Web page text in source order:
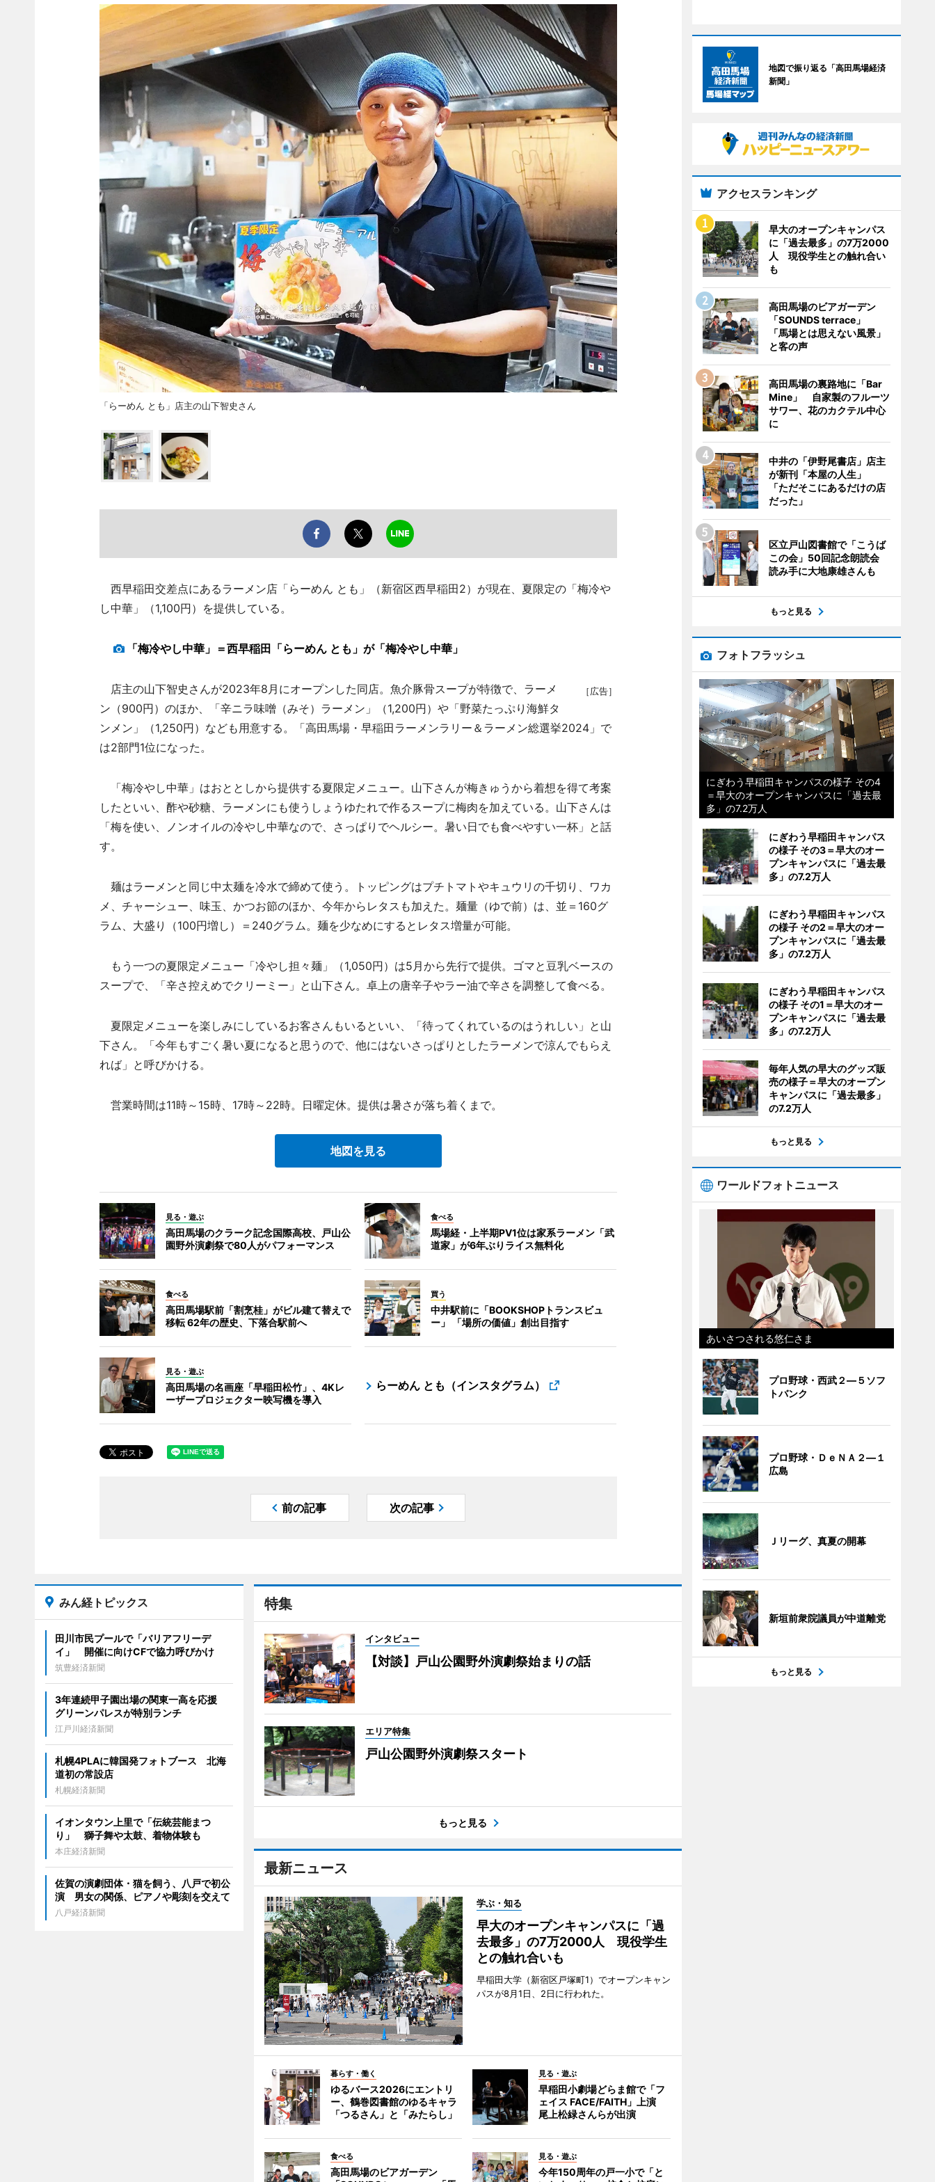
「らーめん とも」店主の山下智史さん
西早稲田交差点にあるラーメン店「らーめん とも」（新宿区西早稲田2）が現在、夏限定の「梅冷や
し中華」（1,100円）を提供している。
「梅冷やし中華」＝西早稲田「らーめん とも」が「梅冷やし中華」
［広告］
店主の山下智史さんが2023年8月にオープンした同店。魚介豚骨スープが特徴で、ラーメ
ン（900円）のほか、「辛ニラ味噌（みそ）ラーメン」（1,200円）や「野菜たっぷり海鮮タ
ンメン」（1,250円）なども用意する。「高田馬場・早稲田ラーメンラリー＆ラーメン総選挙2024」で
は2部門1位になった。
「梅冷やし中華」はおととしから提供する夏限定メニュー。山下さんが梅きゅうから着想を得て考案
したといい、酢や砂糖、ラーメンにも使うしょうゆたれで作るスープに梅肉を加えている。山下さんは
「梅を使い、ノンオイルの冷やし中華なので、さっぱりでヘルシー。暑い日でも食べやすい一杯」と話
す。
麺はラーメンと同じ中太麺を冷水で締めて使う。トッピングはプチトマトやキュウリの千切り、ワカ
メ、チャーシュー、味玉、かつお節のほか、今年からレタスも加えた。麺量（ゆで前）は、並＝160グ
ラム、大盛り（100円増し）＝240グラム。麺を少なめにするとレタス増量が可能。
もう一つの夏限定メニュー「冷やし担々麺」（1,050円）は5月から先行で提供。ゴマと豆乳ベースの
スープで、「辛さ控えめでクリーミー」と山下さん。卓上の唐辛子やラー油で辛さを調整して食べる。
夏限定メニューを楽しみにしているお客さんもいるといい、「待ってくれているのはうれしい」と山
下さん。「今年もすごく暑い夏になると思うので、他にはないさっぱりとしたラーメンで涼んでもらえ
れば」と呼びかける。
営業時間は11時～15時、17時～22時。日曜定休。提供は暑さが落ち着くまで。
地図を見る
見る・遊ぶ
高田馬場のクラーク記念国際高校、戸山公
園野外演劇祭で80人がパフォーマンス
食べる
馬場経・上半期PV1位は家系ラーメン「武
道家」が6年ぶりライス無料化
食べる
高田馬場駅前「割烹桂」がビル建て替えで
移転 62年の歴史、下落合駅前へ
買う
中井駅前に「BOOKSHOPトランスビュ
ー」 「場所の価値」創出目指す
見る・遊ぶ
高田馬場の名画座「早稲田松竹」、4Kレ
ーザープロジェクター映写機を導入
らーめん とも（インスタグラム）
前の記事 次の記事
特集
インタビュー
【対談】戸山公園野外演劇祭始まりの話
エリア特集
戸山公園野外演劇祭スタート
もっと見る
最新ニュース
学ぶ・知る
早大のオープンキャンパスに「過
去最多」の7万2000人 現役学生
との触れ合いも
早稲田大学（新宿区戸塚町1）でオープンキャン
パスが8月1日、2日に行われた。
暮らす・働く
ゆるバース2026にエントリ
ー、鶴巻図書館のゆるキャラ
「つるさん」と「みたらし」
見る・遊ぶ
早稲田小劇場どらま館で「フ
ェイス FACE/FAITH」上演
尾上松緑さんらが出演
食べる
高田馬場のビアガーデン
見る・遊ぶ
今年150周年の戸一小で「と
みん経トピックス
田川市民プールで「バリアフリーデ
イ」 開催に向けCFで協力呼びかけ
筑豊経済新聞
3年連続甲子園出場の関東一高を応援
グリーンパレスが特別ランチ
江戸川経済新聞
札幌4PLAに韓国発フォトブース 北海
道初の常設店
札幌経済新聞
イオンタウン上里で「伝統芸能まつ
り」 獅子舞や太鼓、着物体験も
本庄経済新聞
佐賀の演劇団体・猫を飼う、八戸で初公
演 男女の関係、ピアノや彫刻を交えて
八戸経済新聞
地図で振り返る「高田馬場経済
新聞」
アクセスランキング
早大のオープンキャンパス
に「過去最多」の7万2000
人 現役学生との触れ合い
も
高田馬場のビアガーデン
「SOUNDS terrace」
「馬場とは思えない風景」
と客の声
高田馬場の裏路地に「Bar
Mine」 自家製のフルーツ
サワー、花のカクテル中心
に
中井の「伊野尾書店」店主
が新刊「本屋の人生」
「ただそこにあるだけの店
だった」
区立戸山図書館で「こうば
この会」50回記念朗読会
読み手に大地康雄さんも
もっと見る
フォトフラッシュ
にぎわう早稲田キャンパスの様子 その4
＝早大のオープンキャンパスに「過去最
多」の7.2万人
にぎわう早稲田キャンパス
の様子 その3＝早大のオー
プンキャンパスに「過去最
多」の7.2万人
にぎわう早稲田キャンパス
の様子 その2＝早大のオー
プンキャンパスに「過去最
多」の7.2万人
にぎわう早稲田キャンパス
の様子 その1＝早大のオー
プンキャンパスに「過去最
多」の7.2万人
毎年人気の早大のグッズ販
売の様子＝早大のオープン
キャンパスに「過去最多」
の7.2万人
もっと見る
ワールドフォトニュース
あいさつされる悠仁さま
プロ野球・西武２―５ソフ
トバンク
プロ野球・ＤｅＮＡ２―１
広島
Ｊリーグ、真夏の開幕
新垣前衆院議員が中道離党
もっと見る